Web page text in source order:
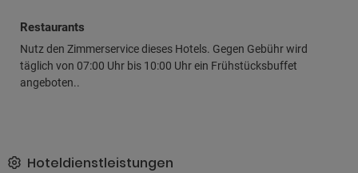
Restaurants
Nutz den Zimmerservice dieses Hotels. Gegen Gebühr wird
täglich von 07:00 Uhr bis 10:00 Uhr ein Frühstücksbuffet
angeboten..
Hoteldienstleistungen